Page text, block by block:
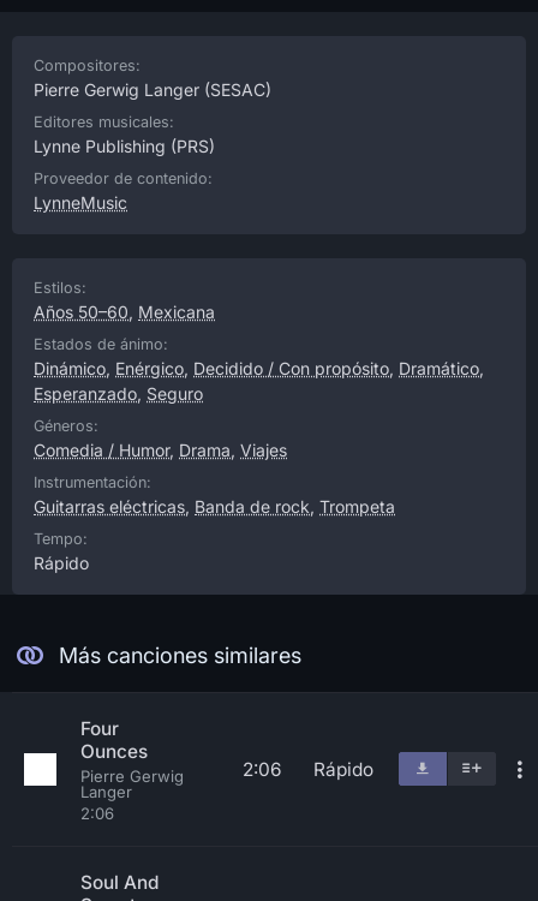
Compositores:
Pierre Gerwig Langer (SESAC)
Editores musicales:
Lynne Publishing (PRS)
Proveedor de contenido:
LynneMusic
Estilos:
Años 50–60, Mexicana
Estados de ánimo:
Dinámico, Enérgico, Decidido / Con propósito, Dramático,
Esperanzado, Seguro
Géneros:
Comedia / Humor, Drama, Viajes
Instrumentación:
Guitarras eléctricas, Banda de rock, Trompeta
Tempo:
Rápido
Más canciones similares
Four
Ounces
Pierre Gerwig
Langer
2:06
2:06 Rápido
Soul And